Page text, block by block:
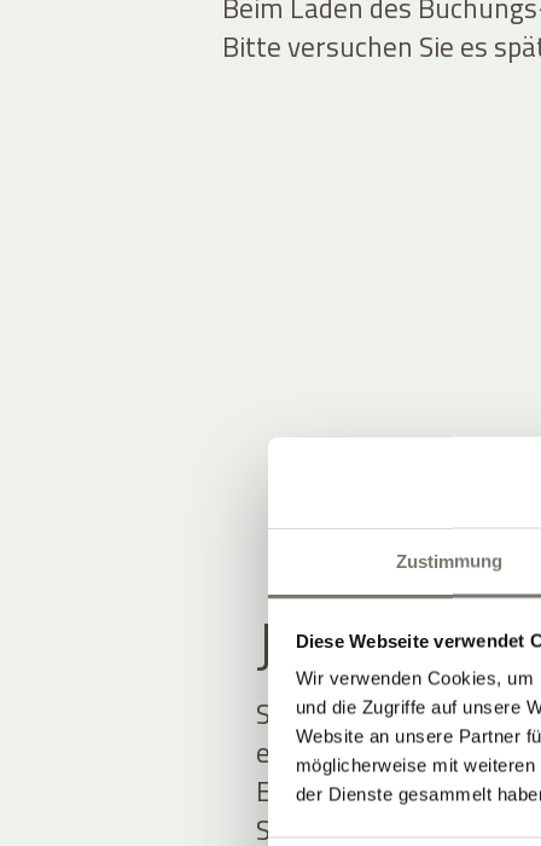
Zustimmung
Diese Webseite verwendet
Wir verwenden Cookies,
und die Zugriffe auf unsere
Website an unsere Partner
möglicherweise mit
der Dienste gesammelt
Bitte versuchen Sie es
JOIN THE
Seien Sie unter den
erfahren.
Exklusive Angebote
Südtirol erwarten Sie.